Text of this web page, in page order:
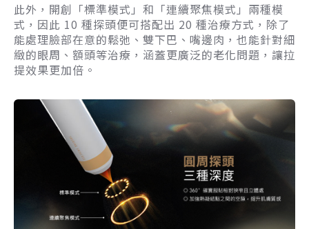
此外，開創「標準模式」和「連續聚焦模式」兩種模
式，因此 10 種探頭便可搭配出 20 種治療方式，除了
能處理臉部在意的鬆弛、雙下巴、嘴邊肉，也能針對細
緻的眼周、額頭等治療，涵蓋更廣泛的老化問題，讓拉
提效果更加倍。